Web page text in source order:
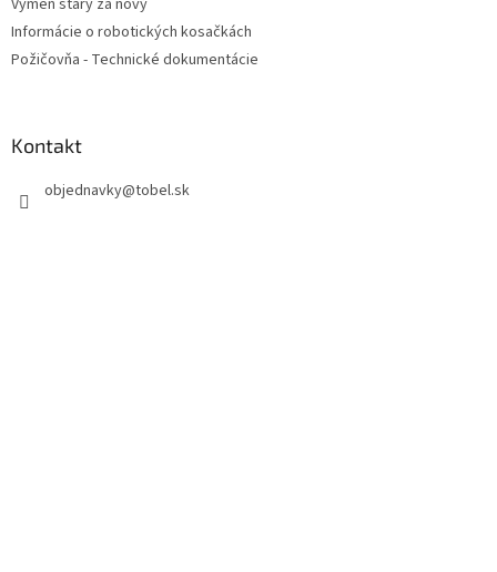
Informácie o robotických kosačkách
Požičovňa - Technické dokumentácie
Kontakt
objednavky@tobel.sk